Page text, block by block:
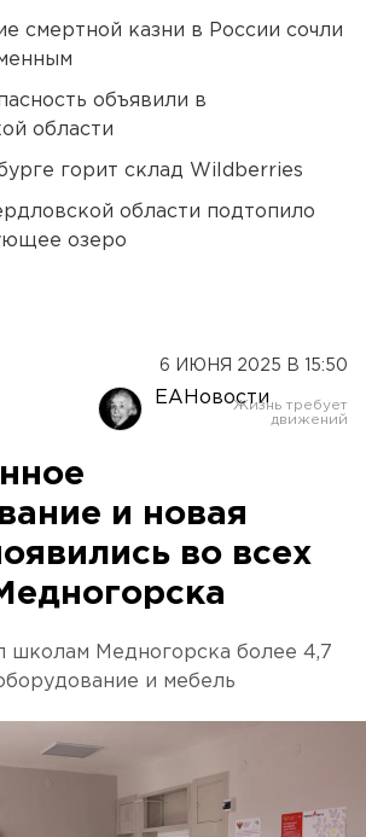
смертной казни в России сочли
объявили в
области
горит склад Wildberries
области подтопило
озеро
6 ИЮНЯ 2025 В 15:50
ЕАНовости
и новая
во всех
школам Медногорска более 4,7
и мебель